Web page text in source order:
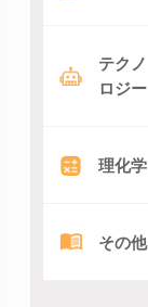
テクノ
ロジー
理化学
その他